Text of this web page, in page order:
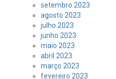
setembro 2023
agosto 2023
julho 2023
junho 2023
maio 2023
abril 2023
março 2023
fevereiro 2023